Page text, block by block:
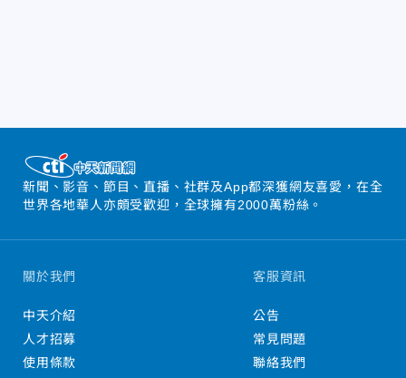
新聞、影音、節目、直播、社群及App都深獲網友喜愛，在全
世界各地華人亦頗受歡迎，全球擁有2000萬粉絲。
關於我們
中天介紹
人才招募
使用條款
客服資訊
公告
常見問題
聯絡我們